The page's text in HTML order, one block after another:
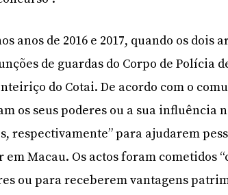
anos de 2016 e 2017, quando os dois
de guardas do Corpo de Polícia
do Cotai. De acordo com o
os seus poderes ou a sua influência
respectivamente” para ajudarem
Macau. Os actos foram cometidos
ou para receberem vantagens